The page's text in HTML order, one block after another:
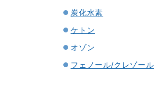
炭化水素
ケトン
オゾン
フェノール/クレゾール